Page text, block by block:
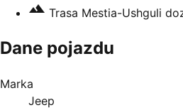
Trasa Mestia-Ushguli
Dane pojazdu
Marka
Jeep